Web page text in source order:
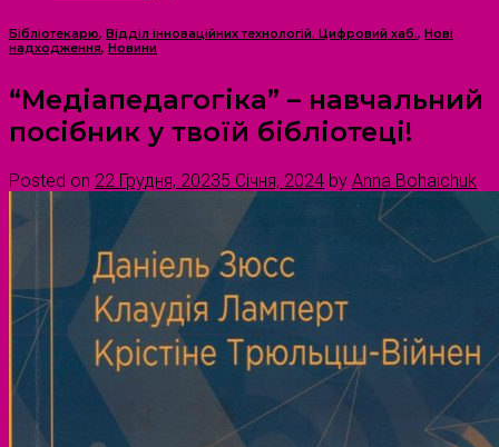
Бібліотекарю, Відділ інноваційних технологій. Цифровий хаб., Нові
надходження, Новини
“Медіапедагогіка” – навчальний
посібник у твоїй бібліотеці!
Posted on 22 Грудня, 20235 Січня, 2024 by Anna Bohaichuk